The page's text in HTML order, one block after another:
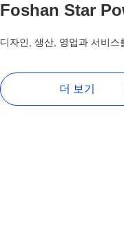
Foshan Star
디자인, 생산, 영업과 서비
더 보기